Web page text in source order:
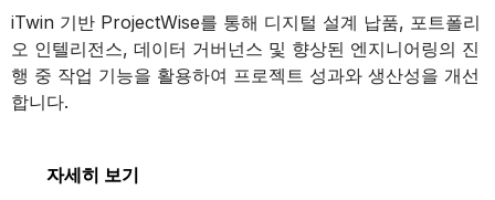
ProjectWise
iTwin 기반 ProjectWise를 통해 디지털 설계 납품, 포트폴리
오 인텔리전스, 데이터 거버넌스 및 향상된 엔지니어링의 진
행 중 작업 기능을 활용하여 프로젝트 성과와 생산성을 개선
합니다.
자세히 보기